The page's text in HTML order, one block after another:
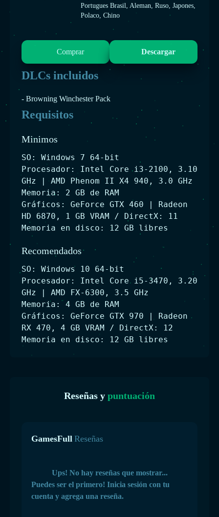
Portugues Brasil, Aleman, Ruso, Japones,
Polaco, Chino
Comprar Descargar
DLCs incluidos
- Browning Winchester Pack
Requisitos
Minimos
SO: Windows 7 64-bit
Procesador: Intel Core i3-2100, 3.10
GHz | AMD Phenom II X4 940, 3.0 GHz
Memoria: 2 GB de RAM
Gráficos: GeForce GTX 460 | Radeon
HD 6870, 1 GB VRAM / DirectX: 11
Memoria en disco: 12 GB libres
Recomendados
SO: Windows 10 64-bit
Procesador: Intel Core i5-3470, 3.20
GHz | AMD FX-6300, 3.5 GHz
Memoria: 4 GB de RAM
Gráficos: GeForce GTX 970 | Radeon
RX 470, 4 GB VRAM / DirectX: 12
Memoria en disco: 12 GB libres
Reseñas y puntuación
GamesFull Reseñas
Ups! No hay reseñas que mostrar...
Puedes ser el primero! Inicia sesión con tu
cuenta y agrega una reseña.